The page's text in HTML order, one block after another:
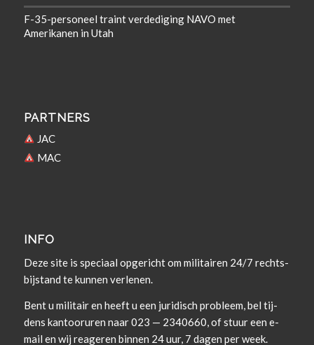
F-35-personeel traint verdediging NAVO met
Amerikanen in Utah
PARTNERS
JAC
MAC
INFO
Deze site is spe­ci­aal opgericht om militairen 24/7 rechts­
bi­j­s­tand te kun­nen verlenen.
Bent u militair en heeft u een juridisch prob­leem, bel tij­
dens kan­tooruren naar 023 — 2340660, of stuur een e-
mail en wij rea­geren bin­nen 24 uur, 7 dagen per week.